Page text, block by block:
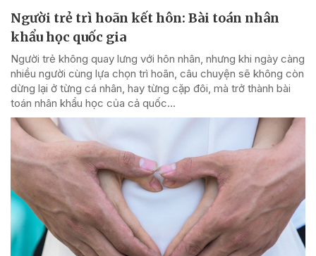
Người trẻ trì hoãn kết hôn: Bài toán nhân
khẩu học quốc gia
Người trẻ không quay lưng với hôn nhân, nhưng khi ngày càng
nhiều người cùng lựa chọn trì hoãn, câu chuyện sẽ không còn
dừng lại ở từng cá nhân, hay từng cặp đôi, mà trở thành bài
toán nhân khẩu học của cả quốc...